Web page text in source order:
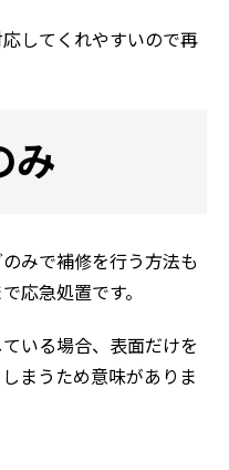
してくれやすいので再
み
みで補修を行う方法も
応急処置です。
いる場合、表面だけを
まうため意味がありま